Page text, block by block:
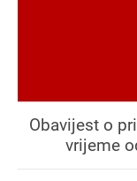
Obavijest o
vrijeme